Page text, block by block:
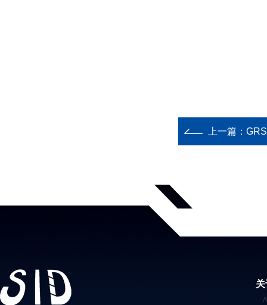
上一篇：